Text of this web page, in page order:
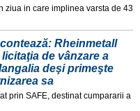
ziua in care implinea varsta de 43
Rheinmetall
de vânzare a
deşi primeşte
sa
prin SAFE, destinat cumpararii a